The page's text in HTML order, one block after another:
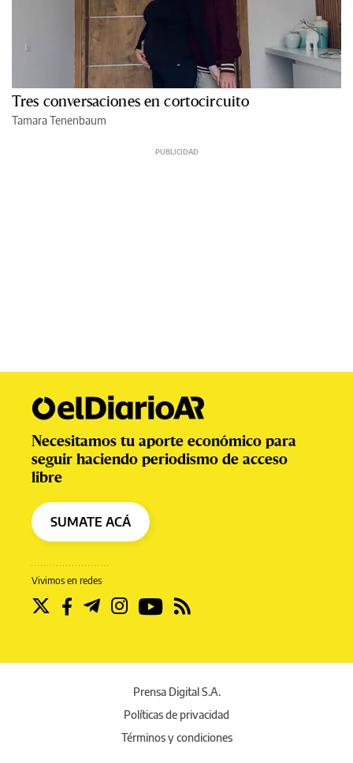
Tres conversaciones en cortocircuito
Tamara Tenenbaum
Vivimos en redes
Necesitamos tu aporte económico para
seguir haciendo periodismo de acceso
libre
SUMATE ACÁ
Prensa Digital S.A.
Políticas de privacidad
Términos y condiciones